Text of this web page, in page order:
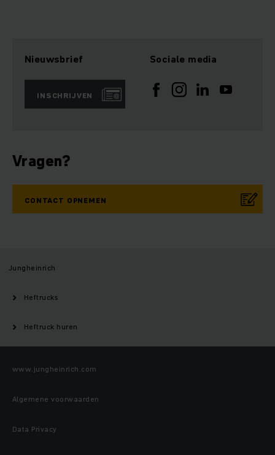
Nieuwsbrief
INSCHRIJVEN
Sociale media
Vragen?
CONTACT OPNEMEN
Jungheinrich
Heftrucks
Heftruck huren
www.jungheinrich.com
Algemene voorwaarden
Data Privacy